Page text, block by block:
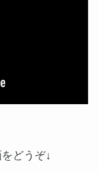
どうぞ↓